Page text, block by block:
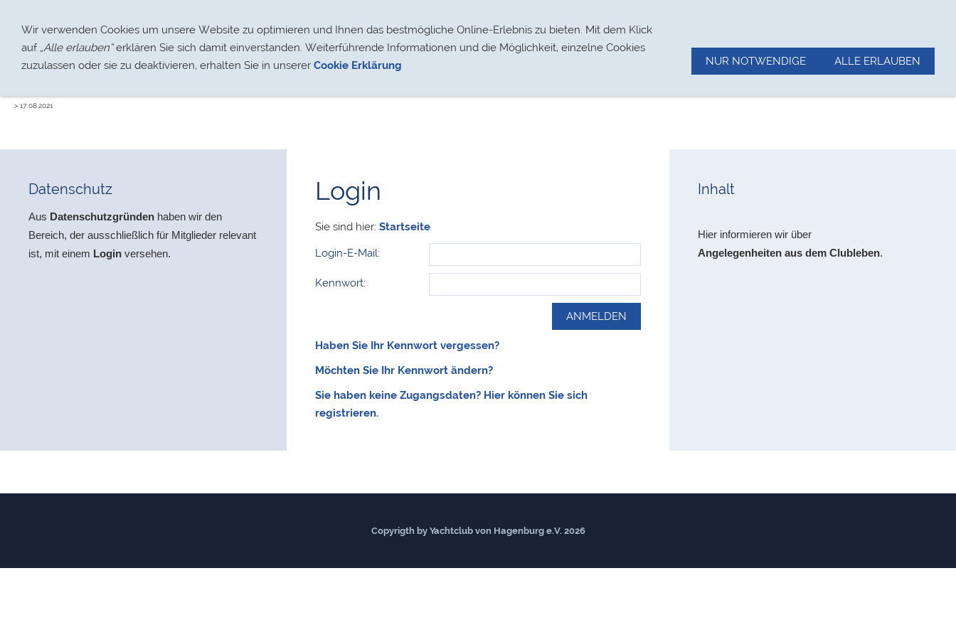
> 17.08.2021
Datenschutz
Aus Datenschutzgründen haben wir den
Bereich, der ausschließlich für Mitglieder relevant
ist, mit einem Login versehen.
Login
Sie sind hier:Startseite
Login-E-Mail:
Kennwort:
Haben Sie Ihr Kennwort vergessen?
Möchten Sie Ihr Kennwort ändern?
Sie haben keine Zugangsdaten? Hier können Sie sich
registrieren.
Inhalt
Hier informieren wir über
Angelegenheiten aus dem Clubleben.
Copyrigth by Yachtclub von Hagenburg e.V. 2026
Wir verwenden Cookies um unsere Website zu optimieren und Ihnen das bestmögliche Online-Erlebnis zu bieten. Mit dem Klick
auf „Alle erlauben“erklären Sie sich damit einverstanden. Weiterführende Informationen und die Möglichkeit, einzelne Cookies
zuzulassen oder sie zu deaktivieren, erhalten Sie in unserer Cookie Erklärung NUR NOTWENDIGE ALLE ERLAUBEN